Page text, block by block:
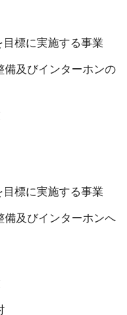
標に実施する事業
備及びインターホンの
標に実施する事業
備及びインターホンへ